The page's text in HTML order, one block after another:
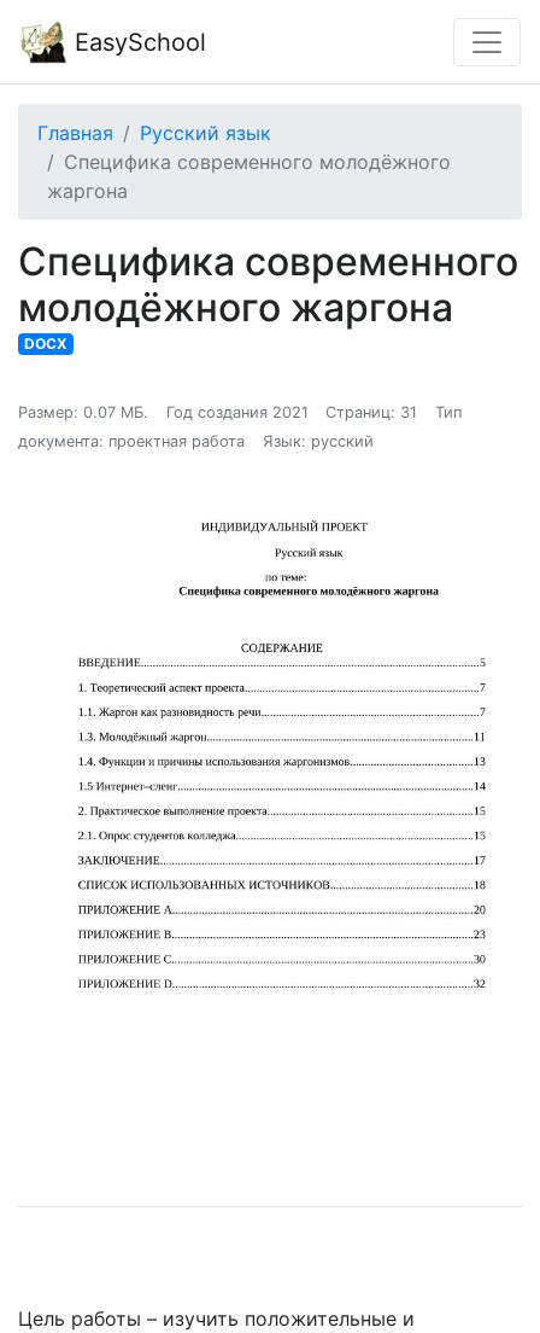
EasySchool
Главная
Русский язык
Специфика современного молодёжного
жаргона
Специфика современного
молодёжного жаргона
DOCX
Размер: 0.07 МБ. Год создания 2021 Страниц: 31
Тип
документа: проектная работа
Язык: русский
Цель работы – изучить положительные и